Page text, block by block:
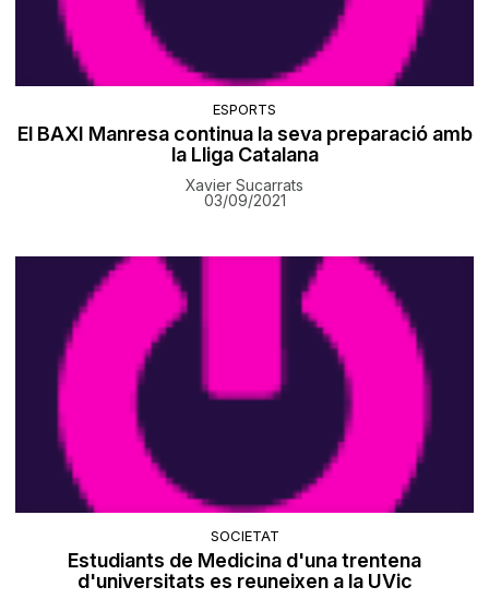
ESPORTS
El BAXI Manresa continua la seva preparació amb
la Lliga Catalana
Xavier Sucarrats
03/09/2021
SOCIETAT
​Estudiants de Medicina d'una trentena
d'universitats es reuneixen a la UVic